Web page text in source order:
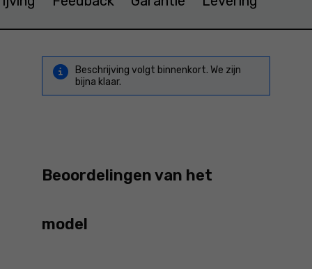
Beschrijving volgt binnenkort. We zijn
bijna klaar.
Beoordelingen van het
model